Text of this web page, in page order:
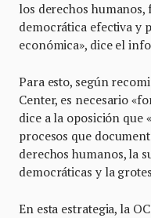
los derechos
democrática efectiva y
económica», dice el
Para esto, según
Center, es necesario
dice a la oposición que
procesos que
derechos humanos, la
democráticas y la
En esta estrategia, la